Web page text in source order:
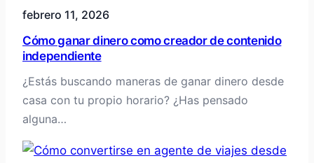
febrero 11, 2026
Cómo ganar dinero como creador de contenido
independiente
¿Estás buscando maneras de ganar dinero desde
casa con tu propio horario? ¿Has pensado
alguna…